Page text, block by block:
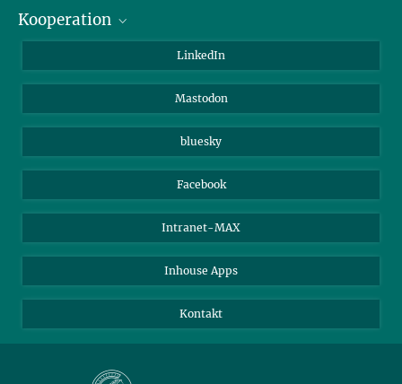
Journalisten
Kooperation
Max-Planck-Gesellschaft
Beutenberg Campus e.V.
LinkedIn
Mastodon
bluesky
Facebook
Intranet-MAX
Inhouse Apps
Kontakt